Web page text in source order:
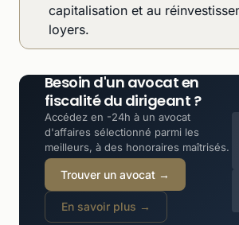
capitalisation et au
loyers.
Besoin d'un avocat en
fiscalité du dirigeant ?
Accédez en -24h à un avocat
d'affaires sélectionné parmi les
meilleurs, à des honoraires maîtrisés.
Trouver un avocat →
En savoir plus →